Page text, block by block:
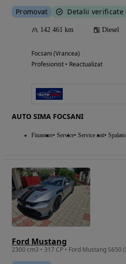
Promovat Detalii verificate
142 461 km Diesel
Focsani (Vrancea)
Profesionist • Reactualizat
AUTO SIMA FOCSANI
Finantare Service Service roti
Ford Mustang
2300 cm3 • 317 CP • Ford Mustang S650